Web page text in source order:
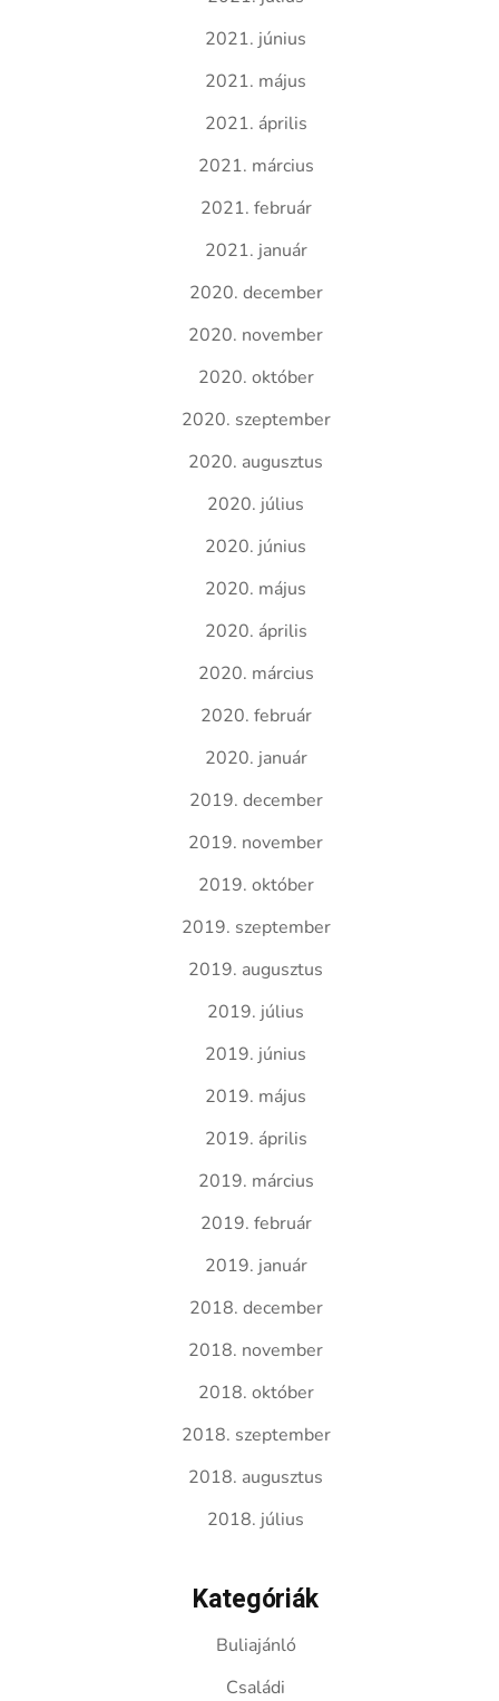
2021. június
2021. május
2021. április
2021. március
2021. február
2021. január
2020. december
2020. november
2020. október
2020. szeptember
2020. augusztus
2020. július
2020. június
2020. május
2020. április
2020. március
2020. február
2020. január
2019. december
2019. november
2019. október
2019. szeptember
2019. augusztus
2019. július
2019. június
2019. május
2019. április
2019. március
2019. február
2019. január
2018. december
2018. november
2018. október
2018. szeptember
2018. augusztus
2018. július
Kategóriák
Buliajánló
Családi